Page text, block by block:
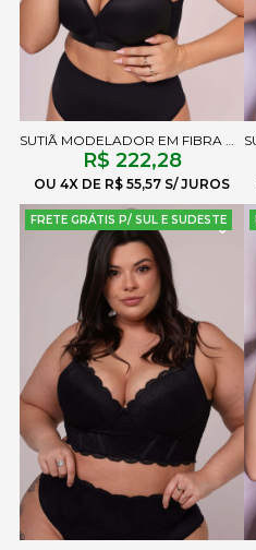
SUTIÃ MODELADOR EM FIBRA AILA PRETO
R$ 222,28
4X R$ 55,57
FRETE GRÁTIS P/ SUL E SUDESTE